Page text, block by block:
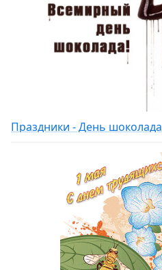
Праздники - День шоколада